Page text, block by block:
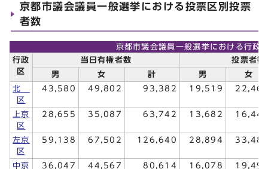
京都市議会議員一般選挙における投票区別投票
者数
京都市議会議員一般選挙における行政
行政
区
当日有権者数
投票者数
男
女 計 男
女
北
区
43,580 49,802 93,382 19,519
上京
区
28,655 35,087 63,742 13,682
左京
区
59,138 67,502 126,640 28,894
中京 36,047 44,567 80,614 16,078